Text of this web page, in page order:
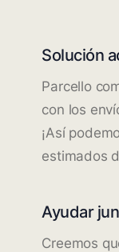
Solución
Parcello
con los
¡Así
estimados
Ayudar
Creemos